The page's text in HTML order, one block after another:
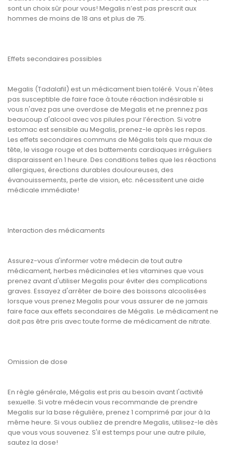
sont un choix sûr pour vous! Megalis n’est pas prescrit aux
hommes de moins de 18 ans et plus de 75.
Effets secondaires possibles
Megalis (Tadalafil) est un médicament bien toléré. Vous n'êtes
pas susceptible de faire face à toute réaction indésirable si
vous n'avez pas une overdose de Megalis et ne prennez pas
beaucoup d'alcool avec vos pilules pour l’érection. Si votre
estomac est sensible au Megalis, prenez-le après les repas.
Les effets secondaires communs de Mégalis tels que maux de
tête, le visage rouge et des battements cardiaques irréguliers
disparaissent en 1 heure. Des conditions telles que les réactions
allergiques, érections durables douloureuses, des
évanouissements, perte de vision, etc. nécessitent une aide
médicale immédiate!
Interaction des médicaments
Assurez-vous d'informer votre médecin de tout autre
médicament, herbes médicinales et les vitamines que vous
prenez avant d'utiliser Megalis pour éviter des complications
graves. Essayez d'arrêter de boire des boissons alcoolisées
lorsque vous prenez Megalis pour vous assurer de ne jamais
faire face aux effets secondaires de Mégalis. Le médicament ne
doit pas être pris avec toute forme de médicament de nitrate.
Omission de dose
En règle générale, Mégalis est pris au besoin avant l'activité
sexuelle. Si votre médecin vous recommande de prendre
Megalis sur la base régulière, prenez 1 comprimé par jour à la
même heure. Si vous oubliez de prendre Megalis, utilisez-le dès
que vous vous souvenez. S'il est temps pour une autre pilule,
sautez la dose!